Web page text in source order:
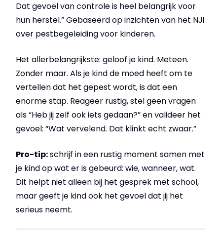
Dat gevoel van controle is heel belangrijk voor
hun herstel.” Gebaseerd op inzichten van het NJi
over pestbegeleiding voor kinderen.
Het allerbelangrijkste: geloof je kind. Meteen.
Zonder maar. Als je kind de moed heeft om te
vertellen dat het gepest wordt, is dat een
enorme stap. Reageer rustig, stel geen vragen
als “Heb jij zelf ook iets gedaan?” en valideer het
gevoel: “Wat vervelend. Dat klinkt echt zwaar.”
Pro-tip:schrijf in een rustig moment samen met
je kind op wat er is gebeurd: wie, wanneer, wat.
Dit helpt niet alleen bij het gesprek met school,
maar geeft je kind ook het gevoel dat jij het
serieus neemt.